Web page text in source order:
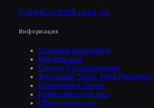
Повече за DWR.radio тук
Информация
Основна концепция
Кои сме ние
Етично Споразумение
Фондация “Дарк Уейв Радомир”
Кампании и Каузи
Какво ново при нас
Обратна връзка